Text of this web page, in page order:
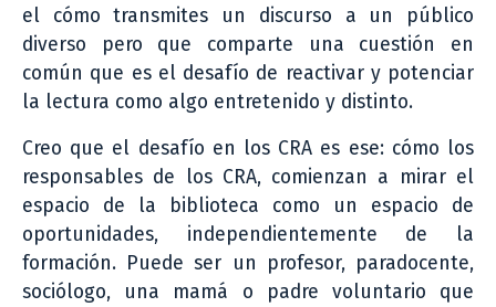
el cómo transmites un discurso a un público
diverso pero que comparte una cuestión en
común que es el desafío de reactivar y potenciar
la lectura como algo entretenido y distinto.
Creo que el desafío en los CRA es ese: cómo los
responsables de los CRA, comienzan a mirar el
espacio de la biblioteca como un espacio de
oportunidades, independientemente de la
formación. Puede ser un profesor, paradocente,
sociólogo, una mamá o padre voluntario que